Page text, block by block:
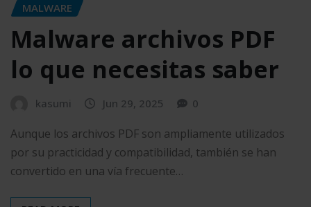
MALWARE
Malware archivos PDF
lo que necesitas saber
kasumi Jun 29, 2025 0
Aunque los archivos PDF son ampliamente utilizados
por su practicidad y compatibilidad, también se han
convertido en una vía frecuente…